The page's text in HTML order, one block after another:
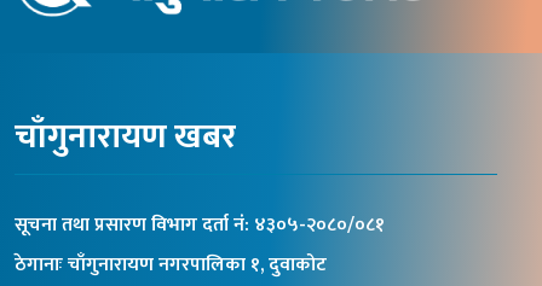
चाँगुनारायण खबर
सूचना तथा प्रसारण विभाग दर्ता नंं: ४३०५-२०८०/०८१
ठेगानाः चाँगुनारायण नगरपालिका १, दुवाकोट